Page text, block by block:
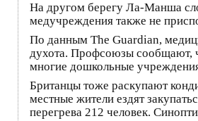
На другом берегу Ла-Манша
медучреждения также не
По данным The Guardian,
духота. Профсоюзы сообщают,
многие дошкольные
Британцы тоже раскупают
местные жители ездят
перегрева 212 человек.